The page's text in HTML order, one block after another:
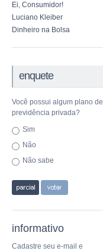
Ei, Consumidor!
Luciano Kleiber
Dinheiro na Bolsa
enquete
Você possui algum plano de
previdência privada?
Sim
Não
Não sabe
informativo
Cadastre seu e-mail e